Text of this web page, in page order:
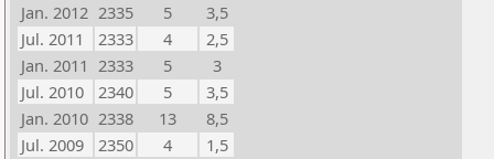
Jan. 2012 2335 5
3,5
Jul. 2011
2333 4
2,5
Jan. 2011 2333 5
3
Jul. 2010
2340 5
3,5
Jan. 2010 2338 13
8,5
Jul. 2009
2350 4
1,5